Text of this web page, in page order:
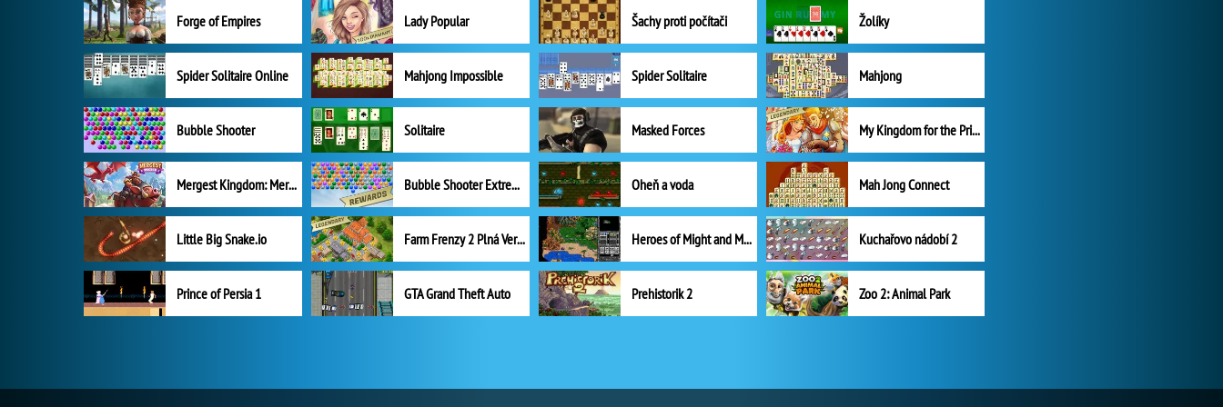
Forge of Empires Lady Popular Šachy proti počítači Žolíky
Spider Solitaire Online Mahjong Impossible Spider Solitaire Mahjong
Bubble Shooter Solitaire Masked Forces My Kingdom for the Princess Plná verze
Mergest Kingdom: Merge Puzzle Bubble Shooter Extreme Oheň a voda Mah Jong Connect
Little Big Snake.io Farm Frenzy 2 Plná Verze Heroes of Might and Magic II Kuchařovo nádobí 2
Prince of Persia 1 GTA Grand Theft Auto Prehistorik 2 Zoo 2: Animal Park